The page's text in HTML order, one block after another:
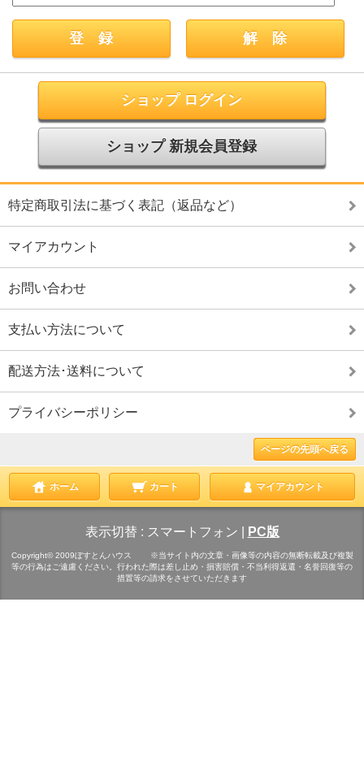
ショップ ログイン
ショップ 新規会員登録
特定商取引法に基づく表記（返品など）
マイアカウント
お問い合わせ
支払い方法について
配送方法･送料について
プライバシーポリシー
ページの先頭へ戻る
ホーム カート マイアカウント
表示切替 : スマートフォン PC版
Copyright© 2009ぼすとんハウス ※当サイト内の文章・画像等の内容の無断転載及び複製
等の行為はご遠慮ください。行われた際は差し止め・損害賠償・不当利得返還・名誉回復等の
措置等の請求をさせていただきます